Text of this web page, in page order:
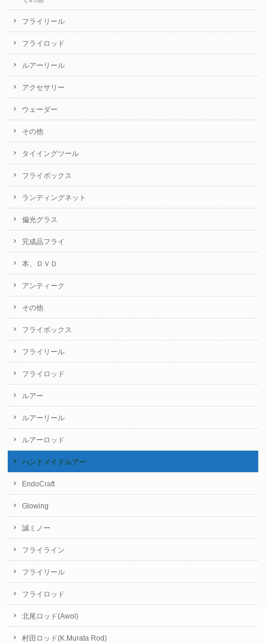
フライリール
フライロッド
ルアーリール
アクセサリー
ウェーダー
その他
タイイングツール
フライボックス
ランディングネット
偏光グラス
完成品フライ
本、ＤＶＤ
アンティーク
その他
フライボックス
フライリール
フライロッド
ルアー
ルアーリール
ルアーロッド
ハンドメイドルアー
EndoCraft
Glowing
誠ミノー
フライライン
フライリール
フライロッド
北尾ロッド(Awol)
村田ロッド(K.Murata Rod)